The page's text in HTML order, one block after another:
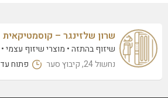
שרון שלזינגר – קוסמטיקאית
שיזוף בהתזה מוצרי שיזוף עצמי
נחשול 24, קיבוץ סער
פתוח עד 19:00